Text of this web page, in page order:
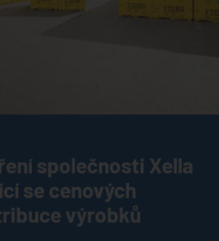
společnosti Xella
se cenových
výrobků